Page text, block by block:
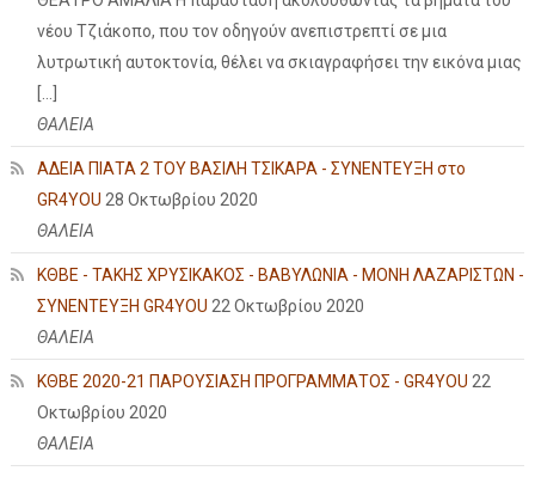
νέου Τζιάκοπο, που τον οδηγούν ανεπιστρεπτί σε μια
λυτρωτική αυτοκτονία, θέλει να σκιαγραφήσει την εικόνα μιας
ΘΑΛΕΙΑ
ΑΔΕΙΑ ΠΙΑΤΑ 2 ΤΟΥ ΒΑΣΙΛΗ ΤΣΙΚΑΡΑ - ΣΥΝΕΝΤΕΥΞΗ στο
GR4YOU 28 Οκτωβρίου 2020
ΘΑΛΕΙΑ
ΚΘΒΕ - ΤΑΚΗΣ ΧΡΥΣΙΚΑΚΟΣ - ΒΑΒΥΛΩΝΙΑ - ΜΟΝΗ ΛΑΖΑΡΙΣΤΩΝ -
ΣΥΝΕΝΤΕΥΞΗ GR4YOU 22 Οκτωβρίου 2020
ΘΑΛΕΙΑ
ΚΘΒΕ 2020-21 ΠΑΡΟΥΣΙΑΣΗ ΠΡΟΓΡΑΜΜΑΤΟΣ - GR4YOU 22
Οκτωβρίου 2020
ΘΑΛΕΙΑ